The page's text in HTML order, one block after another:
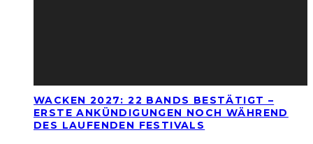
WACKEN 2027: 22 BANDS BESTÄTIGT –
ERSTE ANKÜNDIGUNGEN NOCH WÄHREND
DES LAUFENDEN FESTIVALS